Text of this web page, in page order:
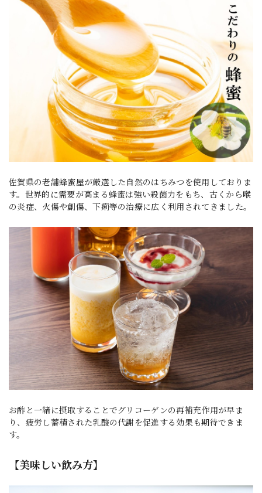
佐賀県の老舗蜂蜜屋が厳選した自然のはちみつを使用しておりま
す。世界的に需要が高まる蜂蜜は強い殺菌力をもち、古くから喉
の炎症、火傷や創傷、下痢等の治療に広く利用されてきました。
お酢と一緒に摂取することでグリコーゲンの再補充作用が早ま
り、疲労し蓄積された乳酸の代謝を促進する効果も期待できま
す。
【美味しい飲み方】